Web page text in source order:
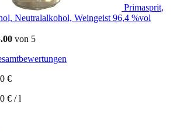
Primasprit,
Neutralalkohol, Weingeist 96,4 %vol
von 5
€
€ /l